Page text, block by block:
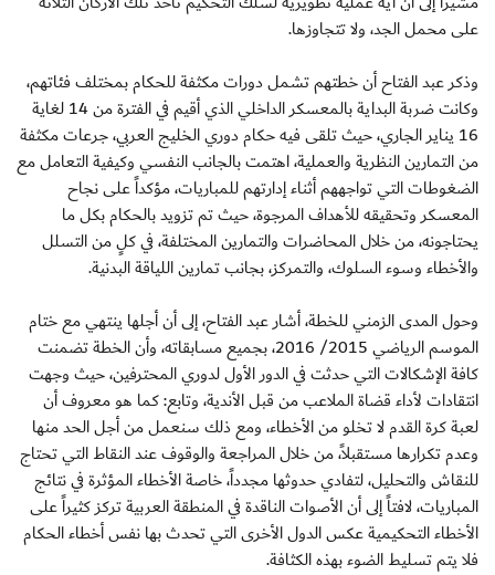
على محمل الجد، ولا تتجاوزها.
وذكر عبد الفتاح أن خطتهم تشمل دورات مكثفة للحكام بمختلف فئاتهم،
وكانت ضربة البداية بالمعسكر الداخلي الذي أقيم في الفترة من 14 لغاية
16 يناير الجاري، حيث تلقى فيه حكام دوري الخليج العربي، جرعات مكثفة
من التمارين النظرية والعملية، اهتمت بالجانب النفسي وكيفية التعامل مع
الضغوطات التي تواجههم أثناء إدارتهم للمباريات، مؤكداً على نجاح
المعسكر وتحقيقه للأهداف المرجوة، حيث تم تزويد بالحكام بكل ما
يحتاجونه، من خلال المحاضرات والتمارين المختلفة، في كلٍ من التسلل
والأخطاء وسوء السلوك، والتمركز، بجانب تمارين اللياقة البدنية.
وحول المدى الزمني للخطة، أشار عبد الفتاح، إلى أن أجلها ينتهي مع ختام
الموسم الرياضي 2015/ 2016، بجميع مسابقاته، وأن الخطة تضمنت
كافة الإشكالات التي حدثت في الدور الأول لدوري المحترفين، حيث وجهت
انتقادات لأداء قضاة الملاعب من قبل الأندية، وتابع: كما هو معروف أن
لعبة كرة القدم لا تخلو من الأخطاء، ومع ذلك سنعمل من أجل الحد منها
وعدم تكرارها مستقبلاً، من خلال المراجعة والوقوف عند النقاط التي تحتاج
للنقاش والتحليل، لتفادي حدوثها مجدداً، خاصة الأخطاء المؤثرة في نتائج
المباريات، لافتاً إلى أن الأصوات الناقدة في المنطقة العربية تركز كثيراً على
الأخطاء التحكيمية عكس الدول الأخرى التي تحدث بها نفس أخطاء الحكام
فلا يتم تسليط الضوء بهذه الكثافة.